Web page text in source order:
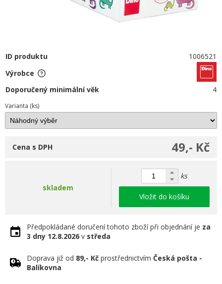
ID produktu
1006521
Výrobce
Doporučený minimální věk
4
Varianta (ks)
49,- Kč
Cena s DPH
skladem
ks
Vložit do košíku
Předpokládané doručení tohoto zboží při objednání je za
3 dny 12.8.2026 v středa
Doprava již od 89,- Kč prostřednictvím Česká pošta -
Balíkovna